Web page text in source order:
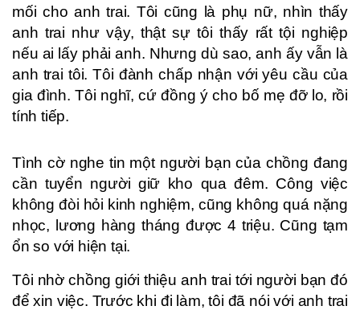
mối cho anh trai. Tôi cũng là phụ nữ, nhìn thấy
anh trai như vậy, thật sự tôi thấy rất tội nghiệp
nếu ai lấy phải anh. Nhưng dù sao, anh ấy vẫn là
anh trai tôi. Tôi đành chấp nhận với yêu cầu của
gia đình. Tôi nghĩ, cứ đồng ý cho bố mẹ đỡ lo, rồi
tính tiếp.
Tình cờ nghe tin một người bạn của chồng đang
cần tuyển người giữ kho qua đêm. Công việc
không đòi hỏi kinh nghiệm, cũng không quá nặng
nhọc, lương hàng tháng được 4 triệu. Cũng tạm
ổn so với hiện tại.
Tôi nhờ chồng giới thiệu anh trai tới người bạn đó
để xin việc. Trước khi đi làm, tôi đã nói với anh trai